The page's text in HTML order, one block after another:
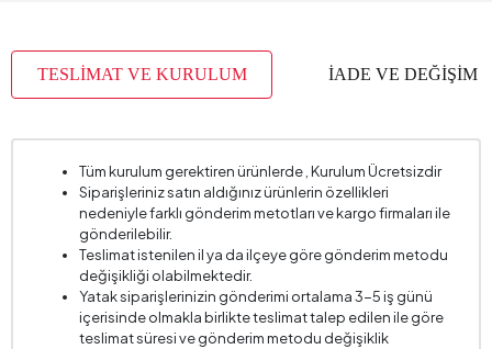
TESLİMAT VE KURULUM İADE VE DEĞİŞİM
Tüm kurulum gerektiren ürünlerde , Kurulum Ücretsizdir
Siparişleriniz satın aldığınız ürünlerin özellikleri
nedeniyle farklı gönderim metotları ve kargo firmaları ile
gönderilebilir.
Teslimat istenilen il ya da ilçeye göre gönderim metodu
değişikliği olabilmektedir.
Yatak siparişlerinizin gönderimi ortalama 3-5 iş günü
içerisinde olmakla birlikte teslimat talep edilen ile göre
teslimat süresi ve gönderim metodu değişiklik